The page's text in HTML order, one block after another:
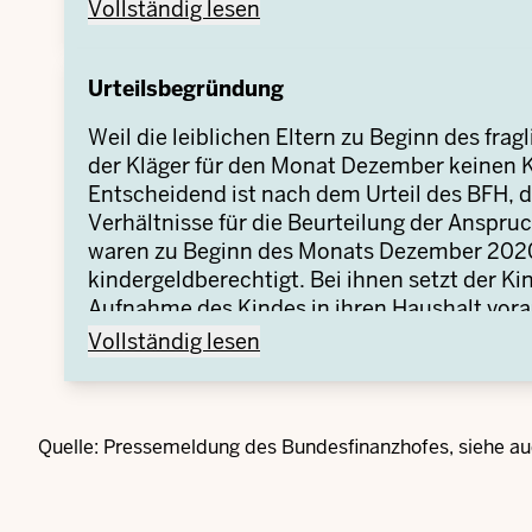
Der Einspruch des Klägers hatte keinen
begründet an. Diese Auffassung teilte der
Der Fall -
Vollständig lesen
Urteilsbegründung
Weil die leiblichen Eltern zu Beginn des
der Kläger für den Monat Dezember keinen
Entscheidend ist nach dem Urteil des BFH,
Verhältnisse für die Beurteilung der
waren zu Beginn des Monats Dezember
kindergeldberechtigt. Bei ihnen setzt der
Aufnahme des Kindes in ihren Haushalt
Deshalb blieben sie gegenüber den erst im
Pflegeeltern für diesen Monat vorrangig
Schon deshalb schied auch der Anspruch
Urteilsbegründung -
Vollständig lesen
Quelle: Pressemeldung des Bundesfinanzhofes, siehe